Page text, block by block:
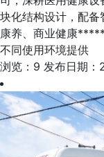
块化结构设计，配
康养、商业健康
不同使用环境提供
浏览：9 发布日期